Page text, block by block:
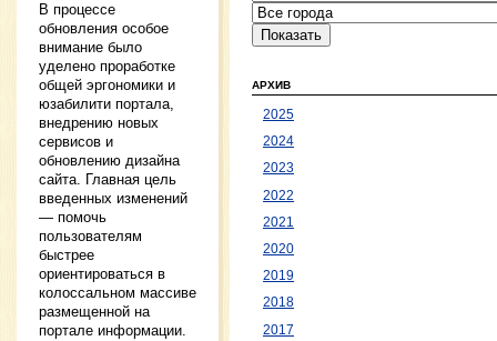
В процессе
обновления особое
внимание было
уделено проработке
общей эргономики и
юзабилити портала,
внедрению новых
сервисов и
обновлению дизайна
сайта. Главная цель
введенных изменений
— помочь
пользователям
быстрее
ориентироваться в
колоссальном массиве
размещенной на
портале информации.
АРХИВ
2025
2024
2023
2022
2021
2020
2019
2018
2017